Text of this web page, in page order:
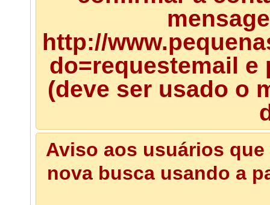
http://
do=requestemail
(deve ser usado o
Aviso aos usuários
nova busca usando a